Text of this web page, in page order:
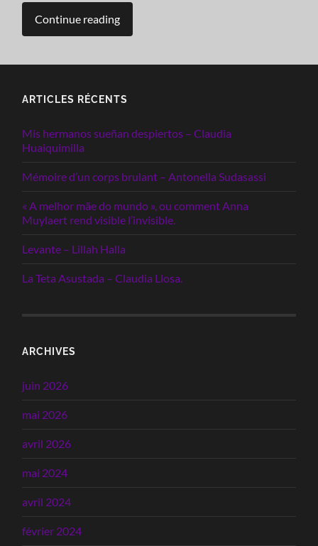
Continue reading
ARTICLES RÉCENTS
Mis hermanos sueñan despiertos – Claudia
Huaiquimilla
Mémoire d’un corps brulant – Antonella Sudasassi
« A melhor mãe do mundo », ou comment Anna
Muylaert rend visible l’invisible.
Levante – Lillah Halla
La Teta Asustada – Claudia Llosa.
ARCHIVES
juin 2026
mai 2026
avril 2026
mai 2024
avril 2024
février 2024